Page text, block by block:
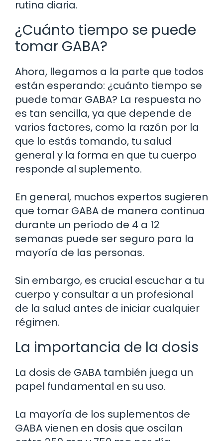
rutina diaria.
¿Cuánto tiempo se puede
tomar GABA?
Ahora, llegamos a la parte que todos
están esperando: ¿cuánto tiempo se
puede tomar GABA? La respuesta no
es tan sencilla, ya que depende de
varios factores, como la razón por la
que lo estás tomando, tu salud
general y la forma en que tu cuerpo
responde al suplemento.
En general, muchos expertos sugieren
que tomar GABA de manera continua
durante un período de 4 a 12
semanas puede ser seguro para la
mayoría de las personas.
Sin embargo, es crucial escuchar a tu
cuerpo y consultar a un profesional
de la salud antes de iniciar cualquier
régimen.
La importancia de la dosis
La dosis de GABA también juega un
papel fundamental en su uso.
La mayoría de los suplementos de
GABA vienen en dosis que oscilan